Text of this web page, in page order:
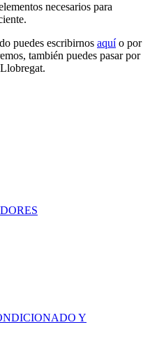
necesarios para
puedes escribirnos aquío por
también puedes pasar por
Y